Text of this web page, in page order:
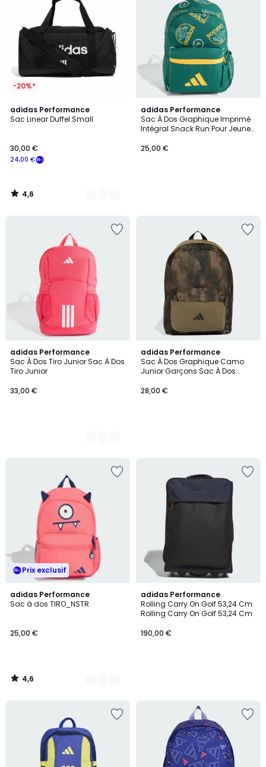
-20%*
adidas Performance
Sac Linear Duffel Small
24,00 €
30,00 €
4,6
/ 5
3
Couleurs
4,6
/
adidas Performance
Sac À Dos Graphique Imprimé
Intégral Snack Run Pour Jeunes
Imprimé Intégral Snack Run
25,00 €
adidas Performance
Sac À Dos Tiro Junior Sac À Dos
Tiro Junior
33,00 €
2
Couleurs
adidas Performance
Sac À Dos Graphique Camo
Junior Garçons Sac À Dos
Garçons
28,00 €
Prix exclusif
adidas Performance
Sac à dos TIRO_NSTR
25,00 €
4,6
/ 5
2
Couleurs
4,6
/
adidas Performance
Rolling Carry On Golf 53,24 Cm
Rolling Carry On Golf 53,24 Cm
190,00 €